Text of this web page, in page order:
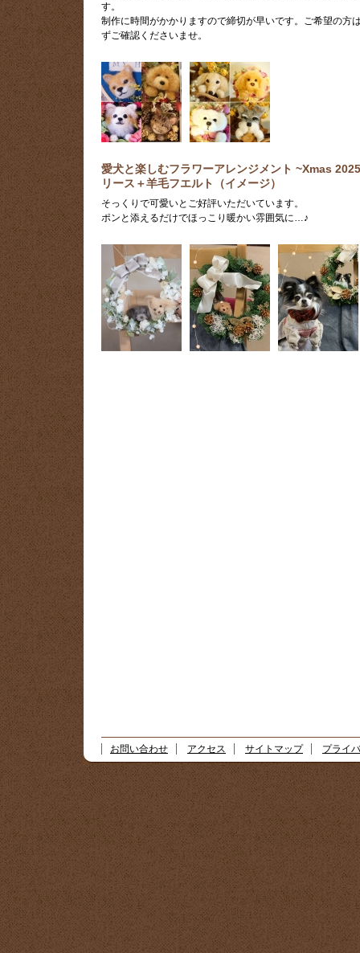
す。
制作に時間がかかりますので締切が早いです。ご希望の方
ずご確認くださいませ。
愛犬と楽しむフラワーアレンジメント ~Xmas
リース＋羊毛フエルト（イメージ）
そっくりで可愛いとご好評いただいています。
ポンと添えるだけでほっこり暖かい雰囲気に…♪
お問い合わせ アクセス サイトマップ プライ